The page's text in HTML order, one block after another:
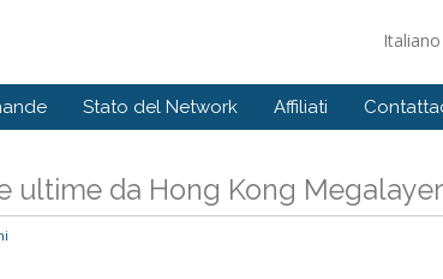
Italiano
Stato del Network Affiliati
ultime da Hong Kong